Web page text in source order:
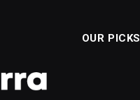
OUR PICKS